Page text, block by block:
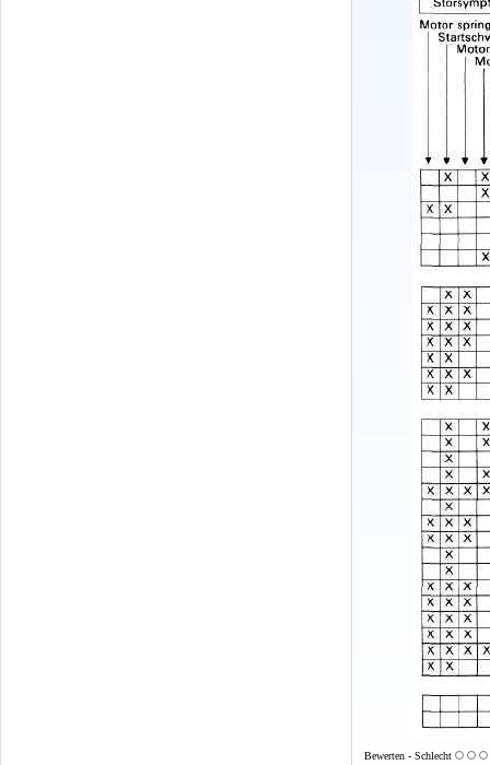
Bewerten - Schlecht